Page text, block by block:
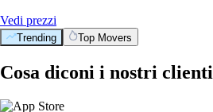
Vedi prezzi
Trending Top Movers
Cosa diconi i nostri clienti